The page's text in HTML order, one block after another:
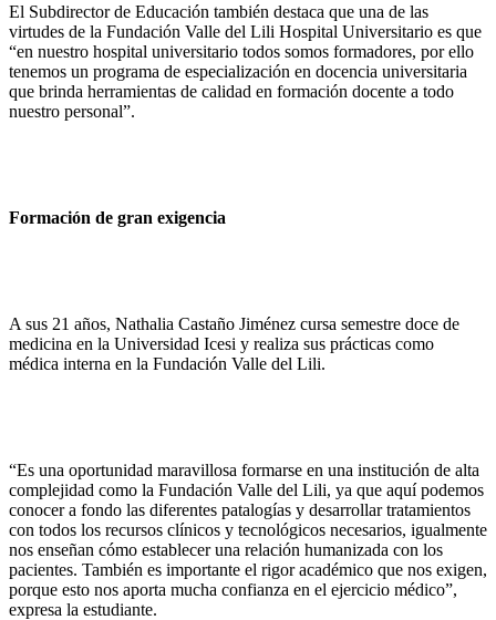
El Subdirector de Educación también destaca que una de las
virtudes de la Fundación Valle del Lili Hospital Universitario es que
“en nuestro hospital universitario todos somos formadores, por ello
tenemos un programa de especialización en docencia universitaria
que brinda herramientas de calidad en formación docente a todo
nuestro personal”.
Formación de gran exigencia
A sus 21 años, Nathalia Castaño Jiménez cursa semestre doce de
medicina en la Universidad Icesi y realiza sus prácticas como
médica interna en la Fundación Valle del Lili.
“Es una oportunidad maravillosa formarse en una institución de alta
complejidad como la Fundación Valle del Lili, ya que aquí podemos
conocer a fondo las diferentes patalogías y desarrollar tratamientos
con todos los recursos clínicos y tecnológicos necesarios, igualmente
nos enseñan cómo establecer una relación humanizada con los
pacientes. También es importante el rigor académico que nos exigen,
porque esto nos aporta mucha confianza en el ejercicio médico”,
expresa la estudiante.